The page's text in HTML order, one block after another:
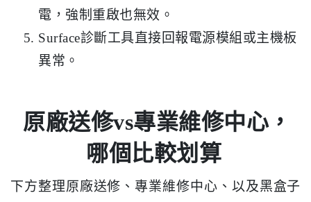
電，強制重啟也無效。
Surface診斷工具直接回報電源模組或主機板
異常。
原廠送修vs專業維修中心，
哪個比較划算
下方整理原廠送修、專業維修中心、以及黑盒子